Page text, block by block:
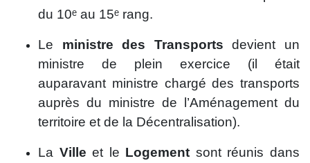
du 10ᵉ au 15ᵉ rang.
Le ministre des Transports devient un
ministre de plein exercice (il était
auparavant ministre chargé des transports
auprès du ministre de l’Aménagement du
territoire et de la Décentralisation).
La Ville et le Logement sont réunis dans